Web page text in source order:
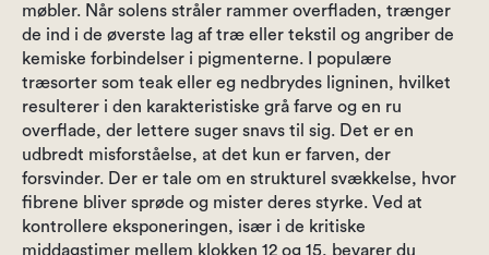
møbler. Når solens stråler rammer overfladen, trænger
de ind i de øverste lag af træ eller tekstil og angriber de
kemiske forbindelser i pigmenterne. I populære
træsorter som teak eller eg nedbrydes ligninen, hvilket
resulterer i den karakteristiske grå farve og en ru
overflade, der lettere suger snavs til sig. Det er en
udbredt misforståelse, at det kun er farven, der
forsvinder. Der er tale om en strukturel svækkelse, hvor
fibrene bliver sprøde og mister deres styrke. Ved at
kontrollere eksponeringen, især i de kritiske
middagstimer mellem klokken 12 og 15, bevarer du